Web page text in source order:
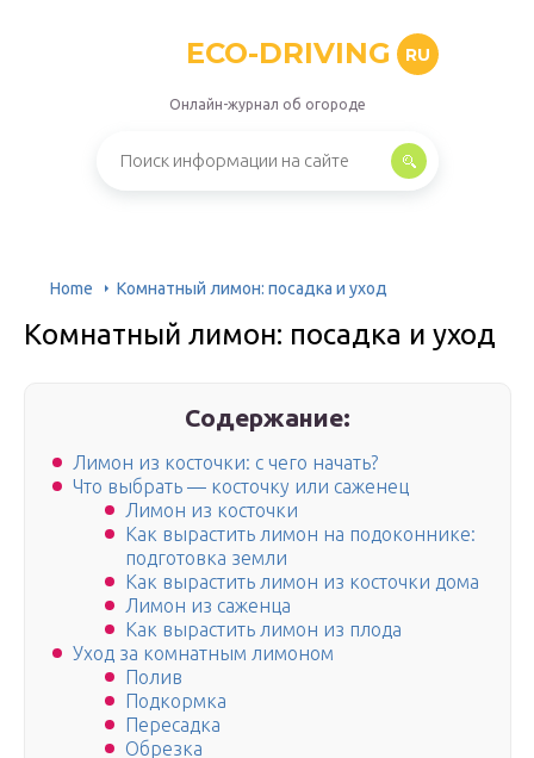
ECO-DRIVING RU
Онлайн-журнал об огороде
Home Комнатный лимон: посадка и уход
Комнатный лимон: посадка и уход
Содержание:
Лимон из косточки: с чего начать?
Что выбрать — косточку или саженец
Лимон из косточки
Как вырастить лимон на подоконнике:
подготовка земли
Как вырастить лимон из косточки дома
Лимон из саженца
Как вырастить лимон из плода
Уход за комнатным лимоном
Полив
Подкормка
Пересадка
Обрезка